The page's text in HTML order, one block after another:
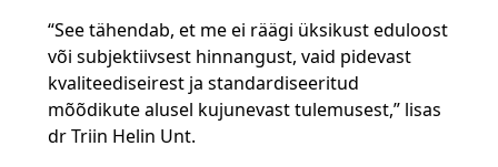
“See tähendab, et me ei räägi üksikust eduloost
või subjektiivsest hinnangust, vaid pidevast
kvaliteediseirest ja standardiseeritud
mõõdikute alusel kujunevast tulemusest,” lisas
dr Triin Helin Unt.